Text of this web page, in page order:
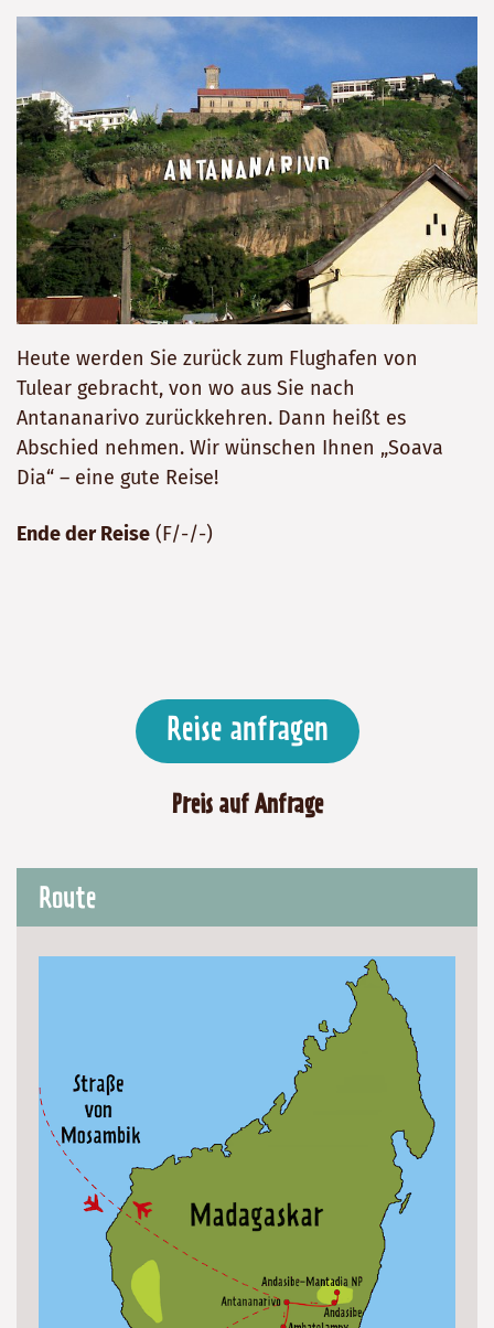
Heute werden Sie zurück zum Flughafen von
Tulear gebracht, von wo aus Sie nach
Antananarivo zurückkehren. Dann heißt es
Abschied nehmen. Wir wünschen Ihnen „Soava
Dia“ – eine gute Reise!
Ende der Reise(F/-/-)
Reise anfragen
Preis auf Anfrage
Route